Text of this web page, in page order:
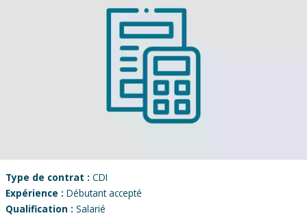
Type de contrat : CDI
Expérience : Débutant accepté
Qualification : Salarié